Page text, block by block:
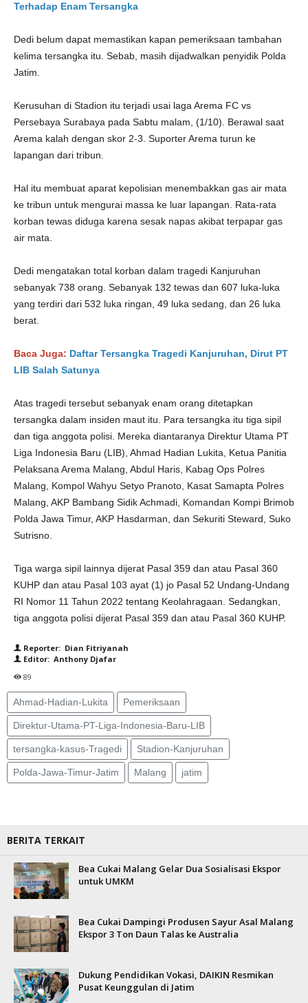
Terhadap Enam Tersangka
Dedi belum dapat memastikan kapan pemeriksaan tambahan
kelima tersangka itu. Sebab, masih dijadwalkan penyidik Polda
Jatim.
Kerusuhan di Stadion itu terjadi usai laga Arema FC vs
Persebaya Surabaya pada Sabtu malam, (1/10). Berawal saat
Arema kalah dengan skor 2-3. Suporter Arema turun ke
lapangan dari tribun.
Hal itu membuat aparat kepolisian menembakkan gas air mata
ke tribun untuk mengurai massa ke luar lapangan. Rata-rata
korban tewas diduga karena sesak napas akibat terpapar gas
air mata.
Dedi mengatakan total korban dalam tragedi Kanjuruhan
sebanyak 738 orang. Sebanyak 132 tewas dan 607 luka-luka
yang terdiri dari 532 luka ringan, 49 luka sedang, dan 26 luka
berat.
Baca Juga: Daftar Tersangka Tragedi Kanjuruhan, Dirut PT
LIB Salah Satunya
Atas tragedi tersebut sebanyak enam orang ditetapkan
tersangka dalam insiden maut itu. Para tersangka itu tiga sipil
dan tiga anggota polisi. Mereka diantaranya Direktur Utama PT
Liga Indonesia Baru (LIB), Ahmad Hadian Lukita, Ketua Panitia
Pelaksana Arema Malang, Abdul Haris, Kabag Ops Polres
Malang, Kompol Wahyu Setyo Pranoto, Kasat Samapta Polres
Malang, AKP Bambang Sidik Achmadi, Komandan Kompi Brimob
Polda Jawa Timur, AKP Hasdarman, dan Sekuriti Steward, Suko
Sutrisno.
Tiga warga sipil lainnya dijerat Pasal 359 dan atau Pasal 360
KUHP dan atau Pasal 103 ayat (1) jo Pasal 52 Undang-Undang
RI Nomor 11 Tahun 2022 tentang Keolahragaan. Sedangkan,
tiga anggota polisi dijerat Pasal 359 dan atau Pasal 360 KUHP.
Reporter: Dian Fitriyanah
Editor: Anthony Djafar
89
Ahmad-Hadian-Lukita Pemeriksaan
Direktur-Utama-PT-Liga-Indonesia-Baru-LIB
tersangka-kasus-Tragedi Stadion-Kanjuruhan
Polda-Jawa-Timur-Jatim Malang jatim
BERITA TERKAIT
Bea Cukai Malang Gelar Dua Sosialisasi Ekspor
untuk UMKM
Bea Cukai Dampingi Produsen Sayur Asal Malang
Ekspor 3 Ton Daun Talas ke Australia
Dukung Pendidikan Vokasi, DAIKIN Resmikan
Pusat Keunggulan di Jatim